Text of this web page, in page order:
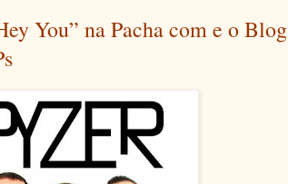
You” na Pacha com e o Blog